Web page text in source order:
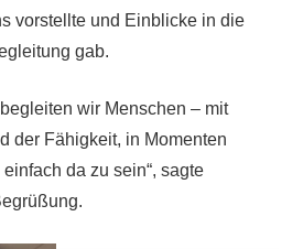
vorstellte und Einblicke in die
gab.
wir Menschen – mit
der Fähigkeit, in Momenten
da zu sein“, sagte